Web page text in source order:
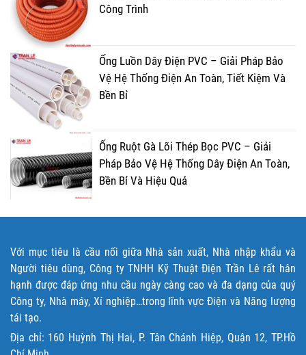
Công Trình
Ống Luồn Dây Điện PVC – Giải Pháp Bảo
Vệ Hệ Thống Điện An Toàn, Tiết Kiệm Và
Bền Bỉ
Ống Ruột Gà Lõi Thép Bọc PVC – Giải
Pháp Bảo Vệ Hệ Thống Dây Điện An Toàn,
Bền Bỉ Và Hiệu Quả
Với mục tiêu là cầu nối giữa Nhà sản xuất, Nhà nhập khẩu và
Người tiêu dùng, Công ty TNHH Kỹ Thuật Điện Trần Lê rất hân
hạnh được đáp ứng nhu cầu ngày càng cao và đa dạng của quý
Công ty, Nhà máy, Xí nghiệp…trong lĩnh vực Điện và Năng lượng
tái tạo.
Địa chỉ: 160 Huỳnh Thị Hai, P. Tân Chánh Hiệp, Quận 12, TP.Hồ